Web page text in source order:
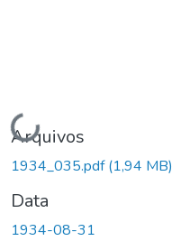
Carregando...
Arquivos
1934_035.pdf(1,94 MB)
Data
1934-08-31